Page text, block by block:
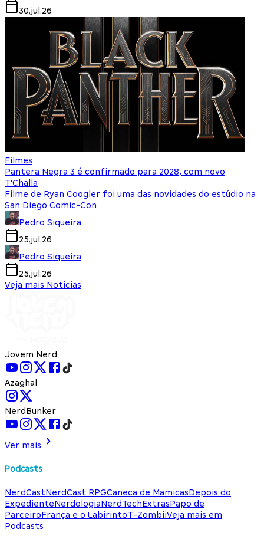
30.jul.26
Filmes
Pantera Negra 3 é confirmado para 2028, com novo
T'Challa
Filme de Ryan Coogler foi uma das novidades do estúdio na
San Diego Comic-Con
Pedro Siqueira
25.jul.26
Pedro Siqueira
25.jul.26
Veja mais Notícias
Jovem Nerd
Azaghal
NerdBunker
Ver mais
Podcasts
NerdCastNerdCast RPGCaneca de MamicasDepois do
ExpedienteNerdologiaNerdTechExtrasPapo de
ParceiroFrança e o LabirintoT-ZombiiVeja mais em
Podcasts